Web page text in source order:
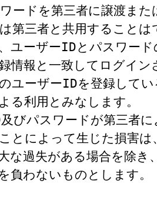
ードを第三者に譲渡また
第三者と共用することは
ユーザーIDとパスワード
情報と一致してログイン
ユーザーIDを登録してい
る利用とみなします。
びパスワードが第三者に
とによって生じた損害は
な過失がある場合を除き
負わないものとします。